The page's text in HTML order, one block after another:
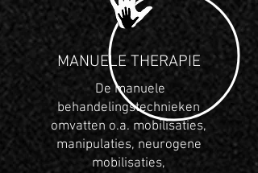
MANUELE THERAPIE
De manuele
behandelingstechnieken
omvatten o.a. mobilisaties,
manipulaties, neurogene
mobilisaties,